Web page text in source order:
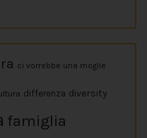
ci vorrebbe una moglie
differenza diversity
famiglia